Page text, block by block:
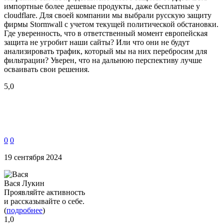
импортные более дешевые продукты, даже бесплатные у
сloudflare. Для своей компании мы выбрали русскую защиту
фирмы Stormwall с учетом текущей политической обстановки.
Где уверенность, что в ответственный момент европейская
защита не угробит наши сайты? Или что они не будут
анализировать трафик, который мы на них перебросим для
фильтрации? Уверен, что на дальнюю перспективу лучше
осваивать свои решения.
5,0
0 0
19 сентября 2024
Вася Лукин
Проявляйте активность
и рассказывайте о себе.
(подробнее)
1,0